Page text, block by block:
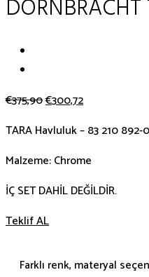
€375,90€300,72
TARA Havluluk – 83 210 892-
Malzeme: Chrome
İÇ SET DAHİL DEĞİLDİR.
Teklif AL
Farklı renk, materyal